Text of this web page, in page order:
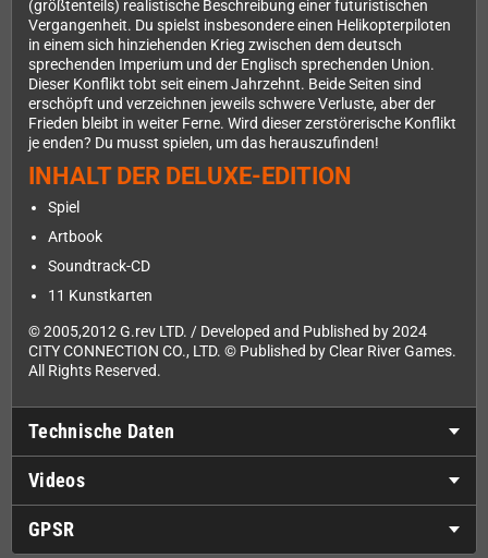
(größtenteils) realistische Beschreibung einer futuristischen
Vergangenheit. Du spielst insbesondere einen Helikopterpiloten
in einem sich hinziehenden Krieg zwischen dem deutsch
sprechenden Imperium und der Englisch sprechenden Union.
Dieser Konflikt tobt seit einem Jahrzehnt. Beide Seiten sind
erschöpft und verzeichnen jeweils schwere Verluste, aber der
Frieden bleibt in weiter Ferne. Wird dieser zerstörerische Konflikt
je enden? Du musst spielen, um das herauszufinden!
INHALT DER DELUXE-EDITION
Spiel
Artbook
Soundtrack-CD
11 Kunstkarten
© 2005,2012 G.rev LTD. / Developed and Published by 2024
CITY CONNECTION CO., LTD. © Published by Clear River Games.
All Rights Reserved.
Technische Daten
Videos
GPSR